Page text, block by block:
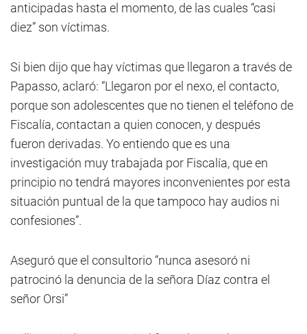
anticipadas hasta el momento, de las cuales “casi
diez” son víctimas.
Si bien dijo que hay víctimas que llegaron a través de
Papasso, aclaró: “Llegaron por el nexo, el contacto,
porque son adolescentes que no tienen el teléfono de
Fiscalía, contactan a quien conocen, y después
fueron derivadas. Yo entiendo que es una
investigación muy trabajada por Fiscalía, que en
principio no tendrá mayores inconvenientes por esta
situación puntual de la que tampoco hay audios ni
confesiones”.
Aseguró que el consultorio “nunca asesoró ni
patrocinó la denuncia de la señora Díaz contra el
señor Orsi”